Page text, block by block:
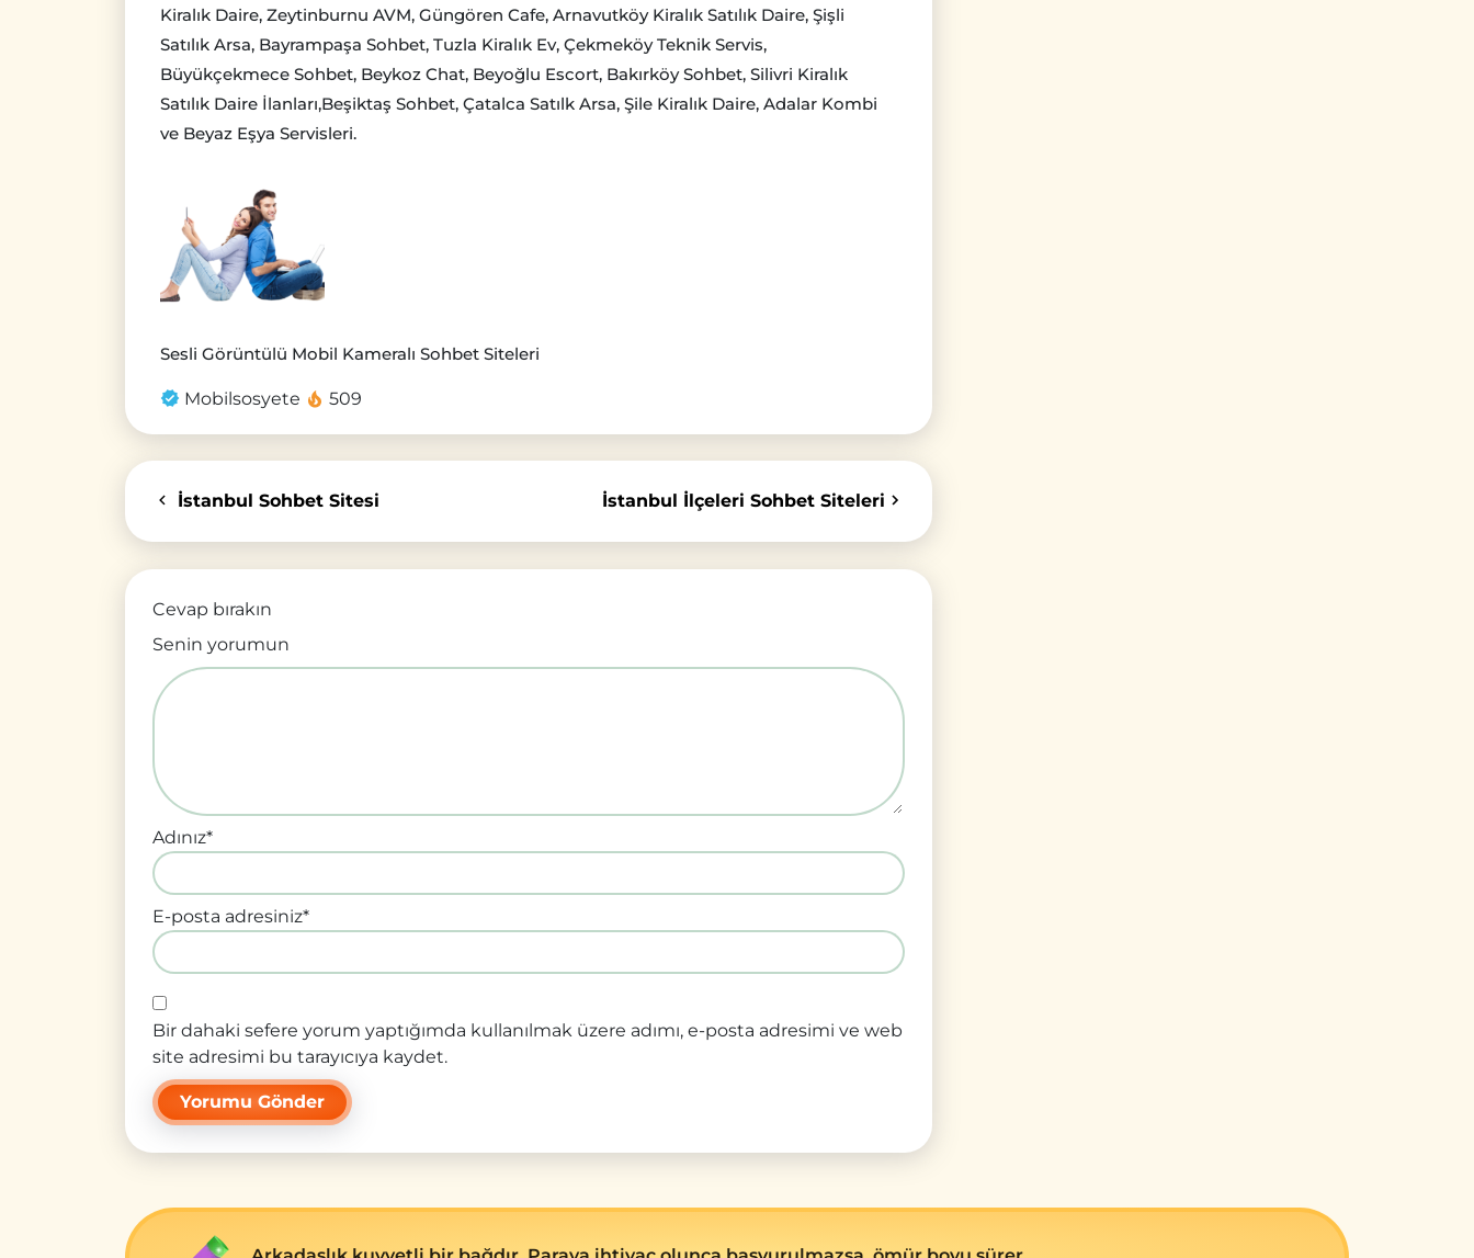
Kiralık Daire, Zeytinburnu AVM, Güngören Cafe, Arnavutköy Kiralık Satılık Daire, Şişli
Satılık Arsa, Bayrampaşa Sohbet, Tuzla Kiralık Ev, Çekmeköy Teknik Servis,
Büyükçekmece Sohbet, Beykoz Chat, Beyoğlu Escort, Bakırköy Sohbet, Silivri Kiralık
Satılık Daire İlanları,Beşiktaş Sohbet, Çatalca Satılk Arsa, Şile Kiralık Daire, Adalar Kombi
ve Beyaz Eşya Servisleri.
Sesli Görüntülü Mobil Kameralı Sohbet Siteleri
Mobilsosyete 509
İstanbul Sohbet Sitesi İstanbul İlçeleri Sohbet Siteleri
Cevap bırakın
Senin yorumun
Adınız*
E-posta adresiniz*
Bir dahaki sefere yorum yaptığımda kullanılmak üzere adımı, e-posta adresimi ve web
site adresimi bu tarayıcıya kaydet.